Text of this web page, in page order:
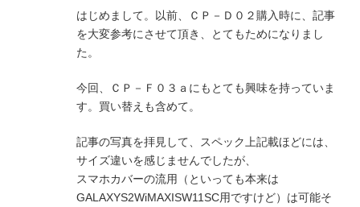
はじめまして。以前、ＣＰ－Ｄ０２購入時に、記事
を大変参考にさせて頂き、とてもためになりまし
た。
今回、ＣＰ－Ｆ０３ａにもとても興味を持っていま
す。買い替えも含めて。
記事の写真を拝見して、スペック上記載ほどには、
サイズ違いを感じませんでしたが、
スマホカバーの流用（といっても本来は
GALAXYS2WiMAXISW11SC用ですけど）は可能そ